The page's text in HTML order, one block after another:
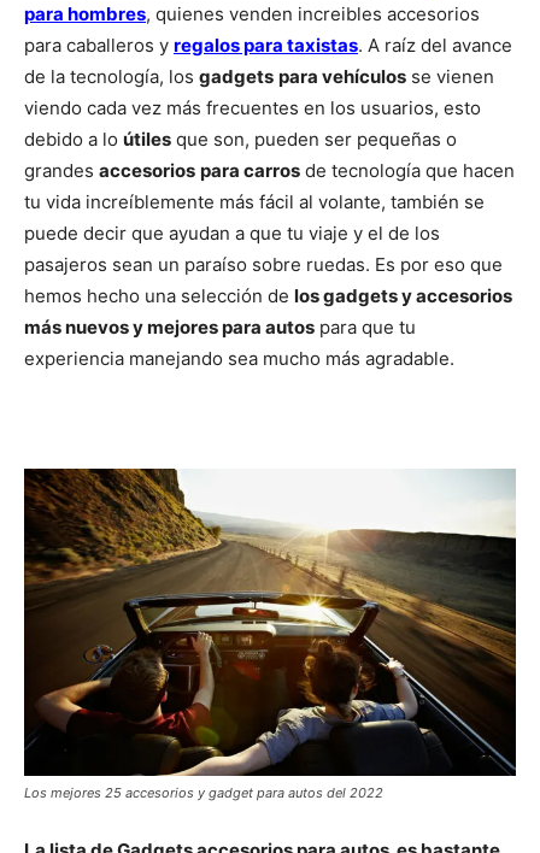
para hombres, quienes venden increibles accesorios
para caballeros y regalos para taxistas. A raíz del avance
de la tecnología, los gadgets para vehículos se vienen
viendo cada vez más frecuentes en los usuarios, esto
debido a lo útiles que son, pueden ser pequeñas o
grandes accesorios para carros de tecnología que hacen
tu vida increíblemente más fácil al volante, también se
puede decir que ayudan a que tu viaje y el de los
pasajeros sean un paraíso sobre ruedas. Es por eso que
hemos hecho una selección de los gadgets y accesorios
más nuevos y mejores para autos para que tu
experiencia manejando sea mucho más agradable.
Los mejores 25 accesorios y gadget para autos del 2022